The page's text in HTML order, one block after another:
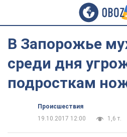
В Запорожье
среди дня
подросткам
Происшествия
19.10.2017 12:00
1,6 т.